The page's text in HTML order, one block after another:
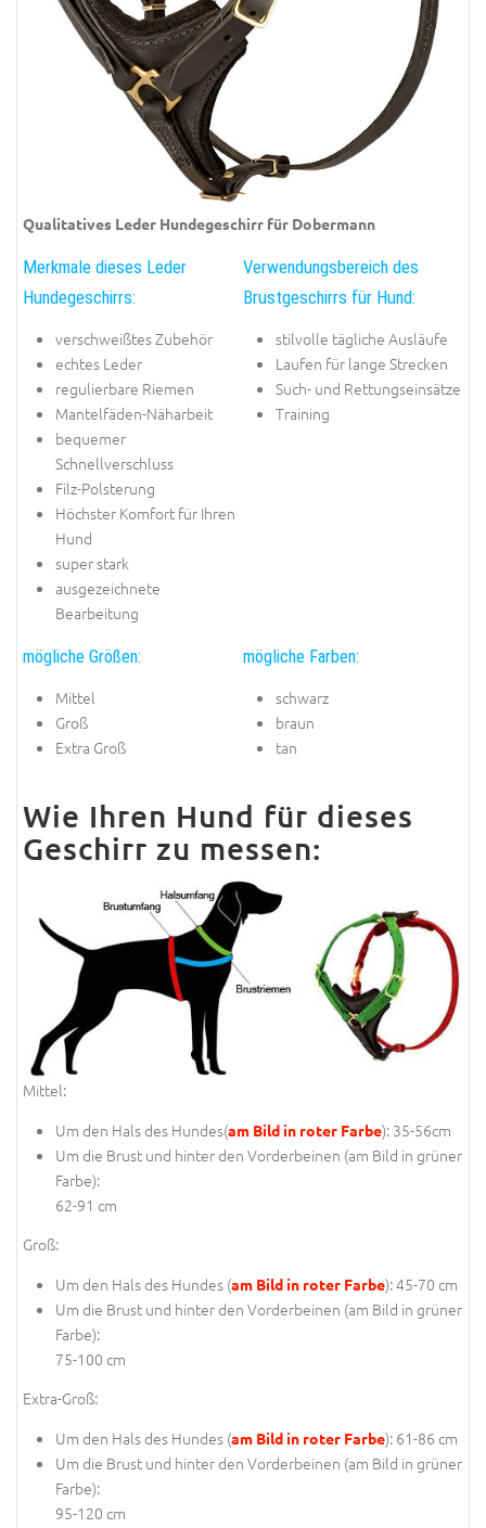
Qualitatives Leder Hundegeschirr für Dobermann
Merkmale dieses Leder
Hundegeschirrs:
verschweißtes Zubehör
echtes Leder
regulierbare Riemen
Mantelfäden-Näharbeit
bequemer
Schnellverschluss
Filz-Polsterung
Höchster Komfort für Ihren
Hund
super stark
ausgezeichnete
Bearbeitung
Verwendungsbereich des
Brustgeschirrs für Hund:
stilvolle tägliche Ausläufe
Laufen für lange Strecken
Such- und Rettungseinsätze
Training
mögliche Größen:
Mittel
Groß
Extra Groß
mögliche Farben:
schwarz
braun
tan
Wie Ihren Hund für dieses
Geschirr zu messen:
Mittel:
Um den Hals des Hundes(am Bild in roter Farbe): 35-56cm
Um die Brust und hinter den Vorderbeinen (am Bild in grüner
Farbe):
62-91 cm
Groß:
Um den Hals des Hundes (am Bild in roter Farbe): 45-70 cm
Um die Brust und hinter den Vorderbeinen (am Bild in grüner
Farbe):
75-100 cm
Extra-Groß:
Um den Hals des Hundes (am Bild in roter Farbe): 61-86 cm
Um die Brust und hinter den Vorderbeinen (am Bild in grüner
Farbe):
95-120 cm